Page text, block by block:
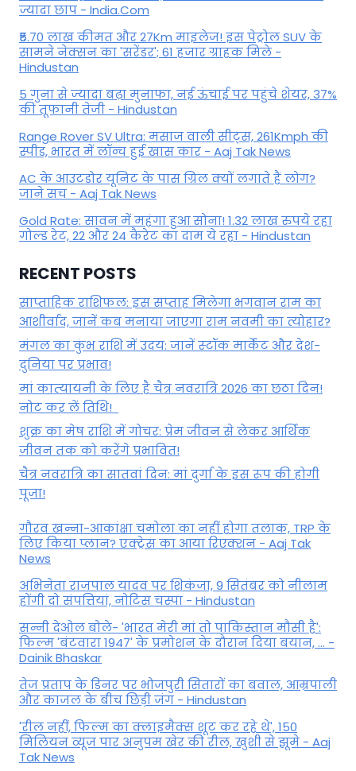
ज्यादा छाप - India.Com
₹5.70 लाख कीमत और 27Km माइलेज! इस पेट्रोल SUV के
सामने नेक्सन का 'सरेंडर'; 61 हजार ग्राहक मिले -
Hindustan
5 गुना से ज्यादा बढ़ा मुनाफा, नई ऊंचाई पर पहुंचे शेयर, 37%
की तूफानी तेजी - Hindustan
Range Rover SV Ultra: मसाज वाली सीट्स, 261Kmph की
स्पीड, भारत में लॉन्च हुई खास कार - Aaj Tak News
AC के आउटडोर यूनिट के पास ग्रिल क्यों लगाते हैं लोग?
जाने सच - Aaj Tak News
Gold Rate: सावन में महंगा हुआ सोना! 1.32 लाख रुपये रहा
गोल्ड रेट, 22 और 24 कैरेट का दाम ये रहा - Hindustan
RECENT POSTS
साप्ताहिक राशिफल: इस सप्ताह मिलेगा भगवान राम का
आशीर्वाद, जानें कब मनाया जाएगा राम नवमी का त्योहार?
मंगल का कुंभ राशि में उदय: जानें स्‍टॉक मार्केट और देश-
दुनिया पर प्रभाव!
मां कात्‍यायनी के लिए है चैत्र नवरात्रि 2026 का छठा दिन!
नोट कर लें तिथि!
शुक्र का मेष राशि में गोचर: प्रेम जीवन से लेकर आर्थिक
जीवन तक को करेंगे प्रभावित!
चैत्र नवरात्रि का सातवां दिन: मां दुर्गा के इस रूप की होगी
पूजा!
गौरव खन्ना-आकांक्षा चमोला का नहीं होगा तलाक, TRP के
लिए किया प्लान? एक्ट्रेस का आया रिएक्शन - Aaj Tak
News
अभिनेता राजपाल यादव पर शिकंजा, 9 सितंबर को नीलाम
होंगी दो संपत्तियां, नोटिस चस्पा - Hindustan
सन्नी देओल बोले- 'भारत मेरी मां तो पाकिस्तान मौसी है':
फिल्म 'बंटवारा 1947' के प्रमोशन के दौरान दिया बयान, ... -
Dainik Bhaskar
तेज प्रताप के डिनर पर भोजपुरी सितारों का बवाल, आम्रपाली
और काजल के बीच छिड़ी जंग - Hindustan
'रील नहीं, फिल्म का क्लाइमैक्स शूट कर रहे थे', 150
मिलियन व्यूज पार अनुपम खेर की रील, खुशी से झूमे - Aaj
Tak News